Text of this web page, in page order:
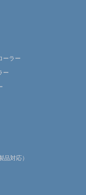
ーラー
ー
品対応）